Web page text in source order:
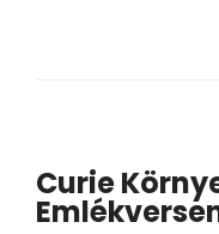
Curie